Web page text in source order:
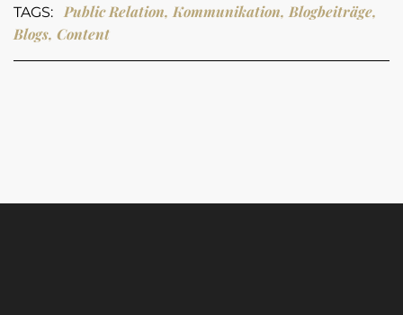
TAGS:
Public Relation, Kommunikation, Blogbeiträge,
Blogs, Content